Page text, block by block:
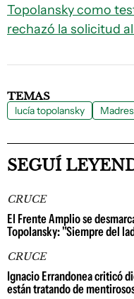
Topolansky como
rechazó la solicitud
TEMAS
lucía topolansky
SEGUÍ
CRUCE
El Frente Amplio se
Topolansky: "Siempre del
CRUCE
Ignacio Errandonea criticó
están tratando de